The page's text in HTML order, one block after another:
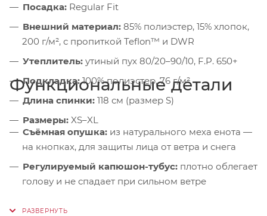
Посадка: Regular Fit
Внешний материал: 85% полиэстер, 15% хлопок,
200 г/м², с пропиткой Teflon™ и DWR
Утеплитель: утиный пух 80/20–90/10, F.P. 650+
Подкладка:100% полиэстер, 76 г/м²
Длина спинки: 118 см (размер S)
Размеры: XS–XL
Функциональные детали
Съёмная опушка: из натурального меха енота —
на кнопках, для защиты лица от ветра и снега
Регулируемый капюшон-тубус: плотно облегает
голову и не спадает при сильном ветре